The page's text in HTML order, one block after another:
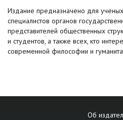
Издание предназначено для
специалистов органов
представителей общественных
и студентов, а также всех, кто
современной философии и
Об